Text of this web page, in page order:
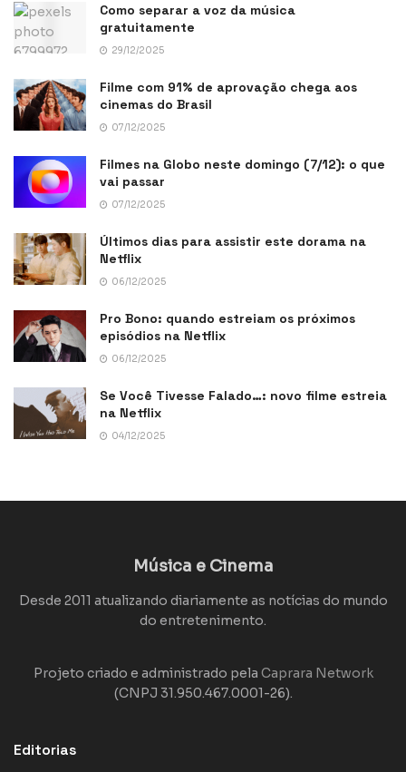
Como separar a voz da música
gratuitamente
29/12/2025
Filme com 91% de aprovação chega aos
cinemas do Brasil
07/12/2025
Filmes na Globo neste domingo (7/12): o que
vai passar
07/12/2025
Últimos dias para assistir este dorama na
Netflix
06/12/2025
Pro Bono: quando estreiam os próximos
episódios na Netflix
06/12/2025
Se Você Tivesse Falado…: novo filme estreia
na Netflix
04/12/2025
Música e Cinema
Desde 2011 atualizando diariamente as notícias do mundo
do entretenimento.
Projeto criado e administrado pela Caprara Network
(CNPJ 31.950.467.0001-26).
Editorias